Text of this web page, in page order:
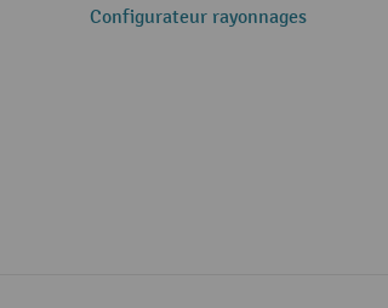
Configurateur rayonnages